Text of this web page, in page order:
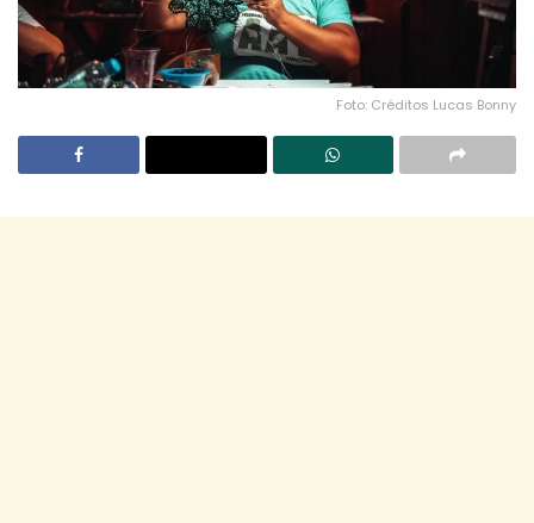
Foto: Créditos Lucas Bonny